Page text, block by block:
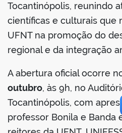
portal
Tocantinópolis, reunindo
científicas e culturais que
UFNT na promoção do
regional e da integração
A abertura oficial ocorre
outubro, às 9h, no
Tocantinópolis, com
professor Bonila e Banda